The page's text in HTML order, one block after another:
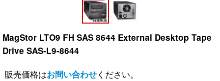
MagStor LTO9 FH SAS 8644 External Desktop Tape
Drive SAS-L9-8644
販売価格はお問い合わせください。